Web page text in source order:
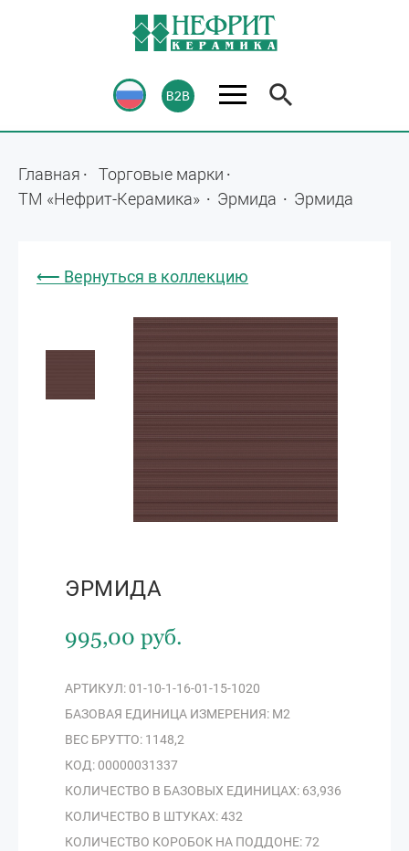
Главная
Торговые марки
ТМ «Нефрит-Керамика»
Эрмида Эрмида
⟵ Вернуться в коллекцию
ЭРМИДА
995,00 руб.
АРТИКУЛ: 01-10-1-16-01-15-1020
БАЗОВАЯ ЕДИНИЦА ИЗМЕРЕНИЯ: М2
ВЕС БРУТТО: 1148,2
КОД: 00000031337
КОЛИЧЕСТВО В БАЗОВЫХ ЕДИНИЦАХ: 63,936
КОЛИЧЕСТВО В ШТУКАХ: 432
КОЛИЧЕСТВО КОРОБОК НА ПОДДОНЕ: 72